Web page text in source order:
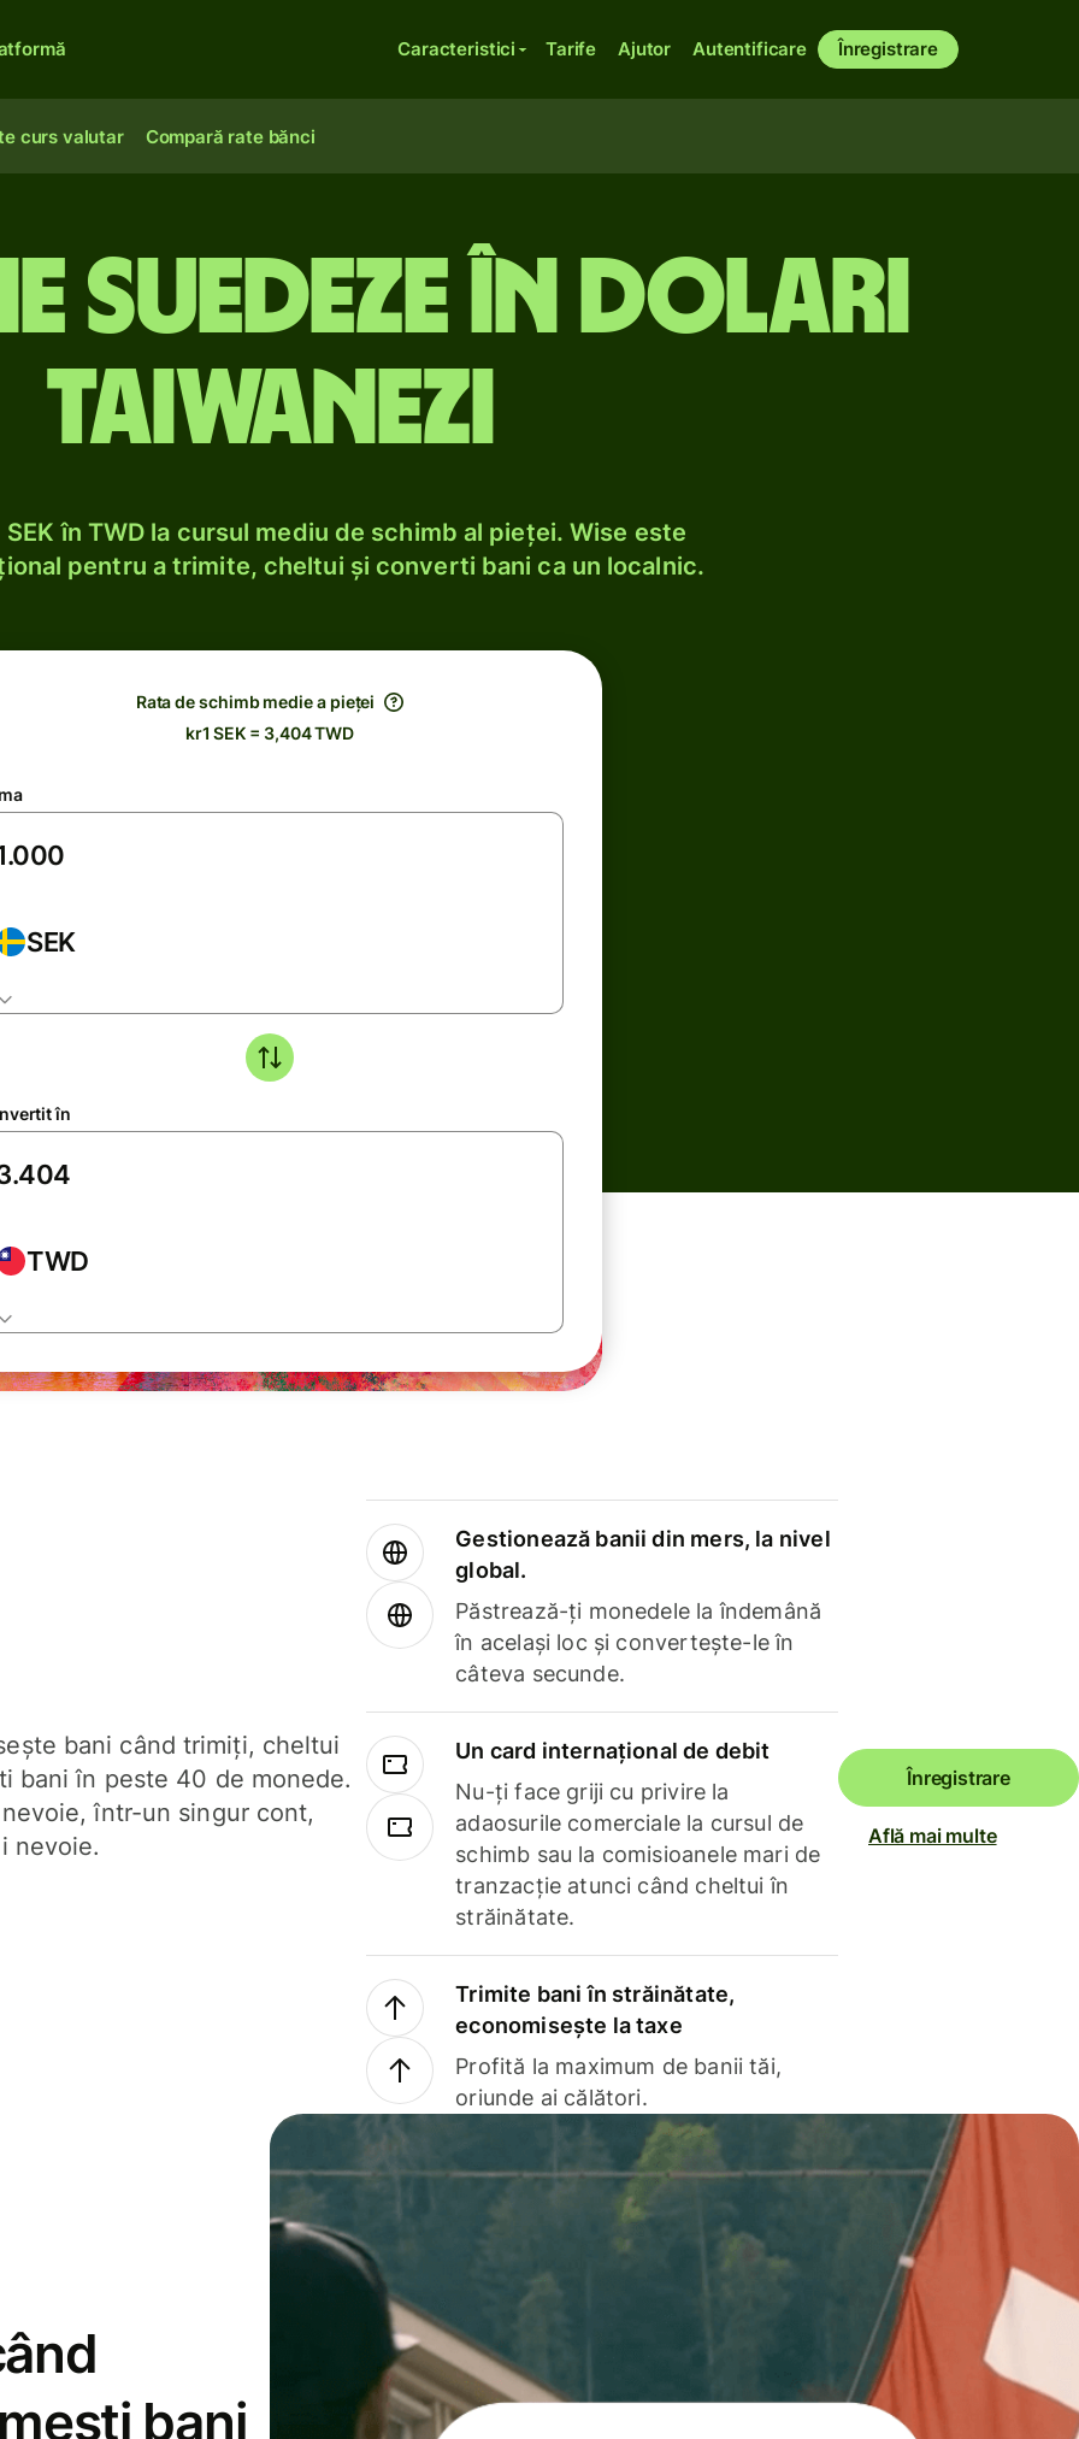
Caracteristici Tarife Ajutor Autentificare Înregistrare
curs valutar Compară rate bănci
suedeze în dolari
taiwanezi
în TWD la cursul mediu de schimb al pieței. Wise este
pentru a trimite, cheltui și converti bani ca un localnic.
Rata de schimb medie a pieței
kr1 SEK = 3,404 TWD
SEK
în
TWD
bani când trimiți, cheltui
bani în peste 40 de monede.
într-un singur cont,
nevoie.
Gestionează banii din mers, la nivel
global.
Păstrează-ți monedele la îndemână
în același loc și convertește-le în
câteva secunde.
Un card internațional de debit
Nu-ți face griji cu privire la
adaosurile comerciale la cursul de
schimb sau la comisioanele mari de
tranzacție atunci când cheltui în
străinătate.
Trimite bani în străinătate,
economisește la taxe
Profită la maximum de banii tăi,
oriunde ai călători.
Înregistrare
Află mai multe
bani